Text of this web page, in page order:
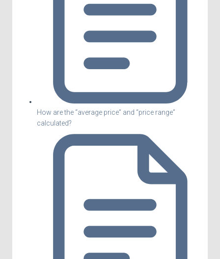
How are the “average price” and “price range”
calculated?